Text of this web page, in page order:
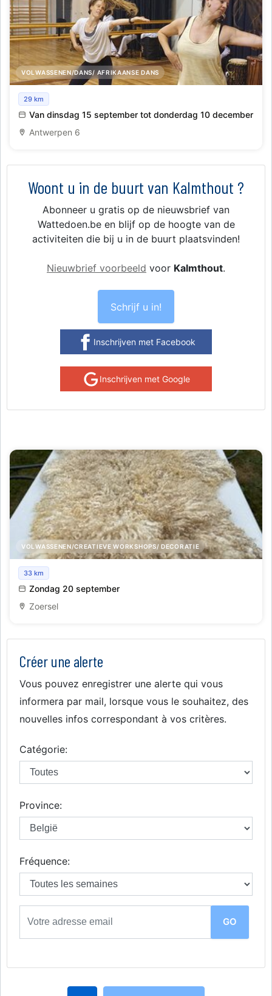
VOLWASSENEN/DANS/ AFRIKAANSE DANS
Cursussen Afirkaanse Dans met Fanny Heuten &
perussionisten
29 km
Van dinsdag 15 september tot donderdag 10 december
Antwerpen 6
Woont u in de buurt van Kalmthout ?
Abonneer u gratis op de nieuwsbrief van
Wattedoen.be en blijf op de hoogte van de
activiteiten die bij u in de buurt plaatsvinden!
Nieuwbrief voorbeeld voor Kalmthout.
Schrijf u in!
Inschrijven met Facebook
Inschrijven met Google
VOLWASSENEN/CREATIEVE WORKSHOPS/ DECORATIE
Workshop Vachtvilten
33 km
Zondag 20 september
Zoersel
Créer une alerte
Vous pouvez enregistrer une alerte qui vous
informera par mail, lorsque vous le souhaitez, des
nouvelles infos correspondant à vos critères.
Catégorie:
Province:
Fréquence: